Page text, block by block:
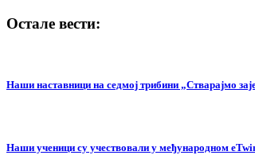
Остале вести:
Наши наставници на cедмој трибини „Стварајмо
Наши ученици су учествовали у међународном